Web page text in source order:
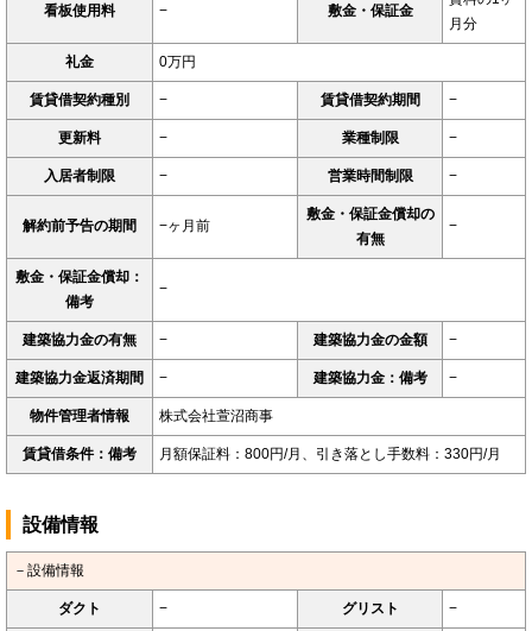
看板使用料 − 敷金・保証金
月分
礼金 0万円
賃貸借契約種別 − 賃貸借契約期間 −
更新料 − 業種制限 −
入居者制限 − 営業時間制限 −
解約前予告の期間 −ヶ月前
敷金・保証金償却の
有無
−
敷金・保証金償却：
備考
−
建築協力金の有無 − 建築協力金の金額 −
建築協力金返済期間 − 建築協力金：備考 −
物件管理者情報 株式会社萱沼商事
賃貸借条件：備考 月額保証料：800円/月、引き落とし手数料：330円/月
設備情報
－設備情報
ダクト − グリスト −